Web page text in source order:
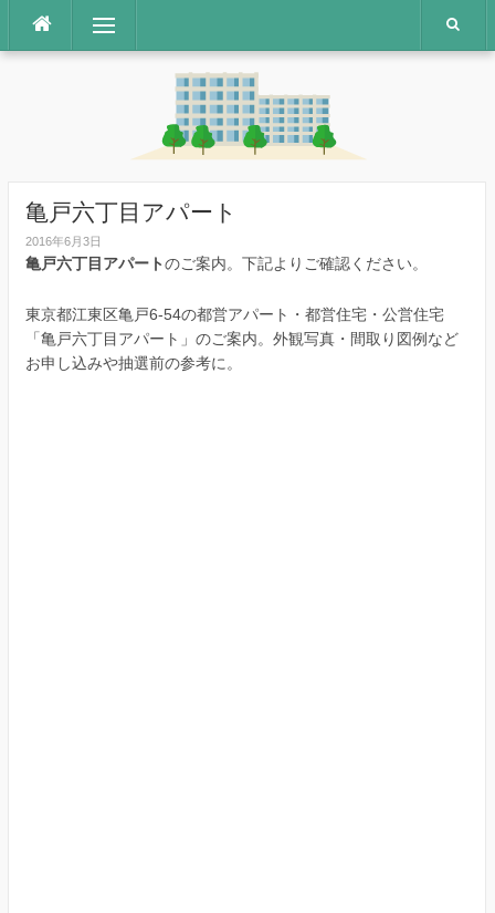
テ
メニュー
亀戸六丁目アパート
2016年6月3日
亀戸六丁目アパートのご案内。下記よりご確認ください。
東京都江東区亀戸6-54の都営アパート・都営住宅・公営住宅
「亀戸六丁目アパート」のご案内。外観写真・間取り図例など
お申し込みや抽選前の参考に。